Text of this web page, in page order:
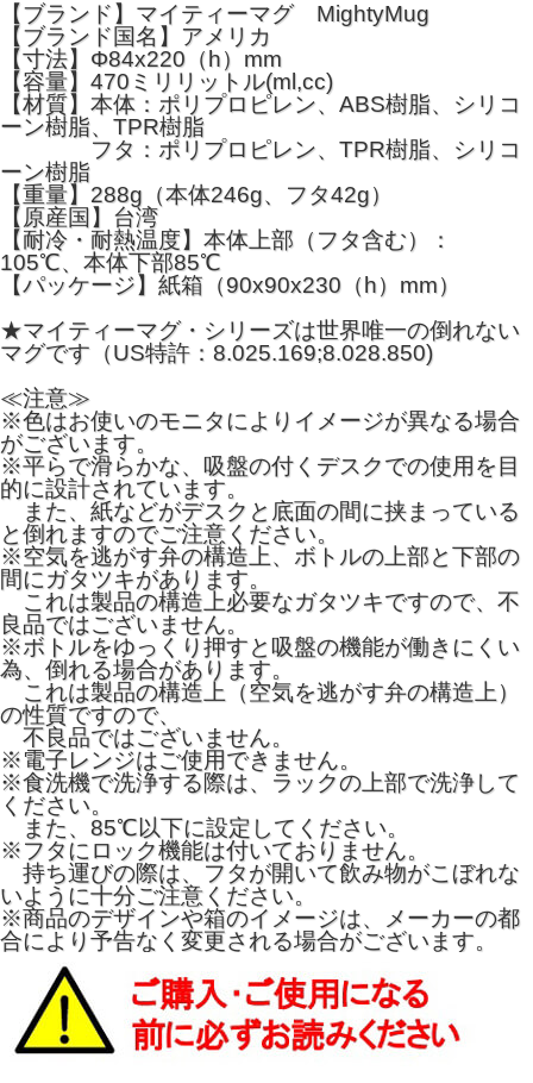
【ブランド】マイティーマグ MightyMug
【ブランド国名】アメリカ
【寸法】Φ84x220（h）mm
【容量】470ミリリットル(ml,cc)
【材質】本体：ポリプロピレン、ABS樹脂、シリコ
ーン樹脂、TPR樹脂
フタ：ポリプロピレン、TPR樹脂、シリコ
ーン樹脂
【重量】288g（本体246g、フタ42g）
【原産国】台湾
【耐冷・耐熱温度】本体上部（フタ含む）：
105℃、本体下部85℃
【パッケージ】紙箱（90x90x230（h）mm）
★マイティーマグ・シリーズは世界唯一の倒れない
マグです（US特許：8.025.169;8.028.850)
≪注意≫
※色はお使いのモニタによりイメージが異なる場合
がございます。
※平らで滑らかな、吸盤の付くデスクでの使用を目
的に設計されています。
また、紙などがデスクと底面の間に挟まっている
と倒れますのでご注意ください。
※空気を逃がす弁の構造上、ボトルの上部と下部の
間にガタツキがあります。
これは製品の構造上必要なガタツキですので、不
良品ではございません。
※ボトルをゆっくり押すと吸盤の機能が働きにくい
為、倒れる場合があります。
これは製品の構造上（空気を逃がす弁の構造上）
の性質ですので、
不良品ではございません。
※電子レンジはご使用できません。
※食洗機で洗浄する際は、ラックの上部で洗浄して
ください。
また、85℃以下に設定してください。
※フタにロック機能は付いておりません。
持ち運びの際は、フタが開いて飲み物がこぼれな
いように十分ご注意ください。
※商品のデザインや箱のイメージは、メーカーの都
合により予告なく変更される場合がございます。